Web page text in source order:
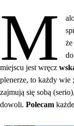
M
miejscu jest wręcz
plenerze, to każdy wie
zajmują się sobą
dowoli. Polecam